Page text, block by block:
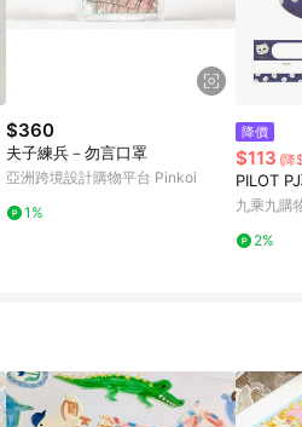
$360
夫子練兵－勿言口罩
亞洲跨境設計購物平台 Pinkoi
1%
降價
$113 (降
PILOT
九乘九購
2%